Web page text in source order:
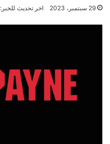
29 سبتمبر، 2023 اخر تحديث للخبر: 29 سبتمبر، 2023